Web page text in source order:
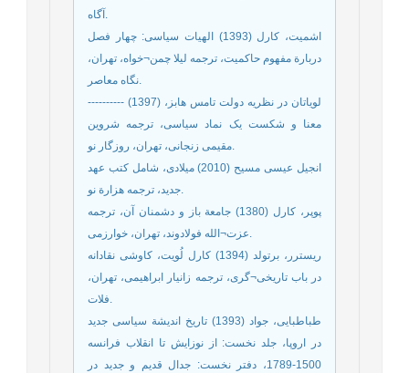
آگاه.
اشمیت، کارل (1393) الهیات سیاسی: چهار فصل
دربارة مفهوم حاکمیت، ترجمه‌ لیلا چمن¬خواه، تهران،
نگاه معاصر.
---------- (1397) لویاتان در نظریه دولت تامس هابز،
معنا و شکست یک نماد سیاسی، ترجمه شروین
مقیمی زنجانی، تهران، روزگار نو.
انجیل عیسی مسیح (2010) میلادی، شامل کتب عهد
جدید، ترجمه هزارة نو.
پوپر، کارل (1380) جامعة باز و دشمنان آن، ترجمه‌
عزت¬الله فولادوند، تهران، خوارزمی.
ریسترر، برتولد (1394) کارل لُویت، کاوشی نقادانه
در باب تاریخی¬گری، ترجمه‌ زانیار ابراهیمی، تهران،
فلات.
طباطبایی، جواد (1393) تاریخ اندیشة سیاسی جدید
در اروپا، جلد نخست: از نوزایش تا انقلاب فرانسه
1500-1789، دفتر نخست: جدال قدیم و جدید در